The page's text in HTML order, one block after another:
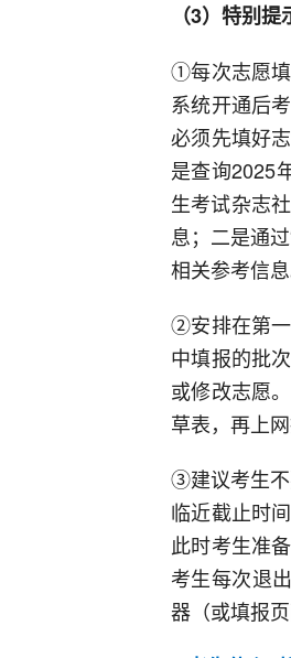
（3）特别提
①每次志愿
系统开通后
必须先填好
是查询2025
生考试杂志
息；二是通
相关参考信息
②安排在第
中填报的批
或修改志愿
草表，再上网
③建议考生不
临近截止时
此时考生准
考生每次退
器（或填报